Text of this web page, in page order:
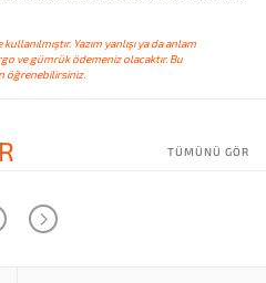
Yazım yanlışı ya da anlam
ve gümrük ödemeniz olacaktır. Bu
öğrenebilirsiniz.
TÜMÜNÜ GÖR